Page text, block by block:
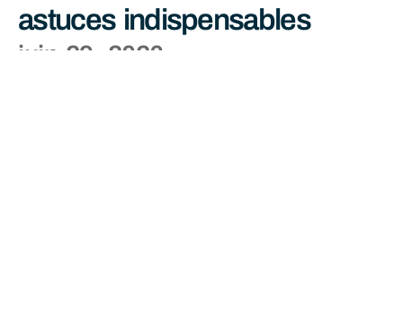
astuces indispensables
juin 29, 2026